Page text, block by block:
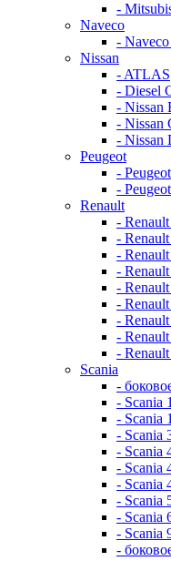
-
Naveco
-
Nissan
- ATLAS
- Diesel
- Nissan
- Nissan
- Nissan
Peugeot
-
-
Renault
-
-
-
-
-
-
-
-
-
Scania
-
- Scania
- Scania
- Scania
- Scania
- Scania
- Scania
- Scania
- Scania
- Scania
-